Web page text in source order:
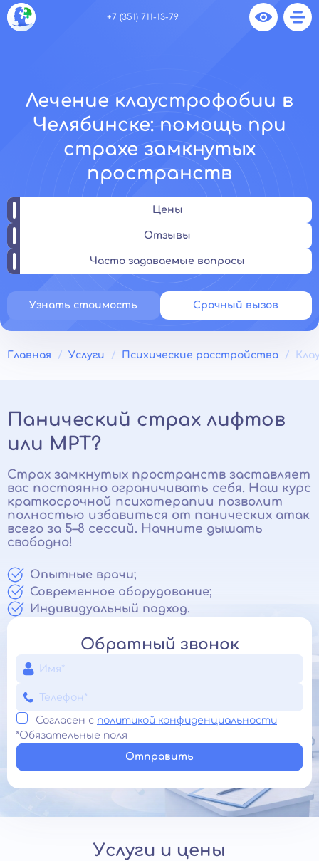
+7 (351) 711-13-79
Лечение клаустрофобии в
Челябинске: помощь при
страхе замкнутых
пространств
Цены
Отзывы
Часто задаваемые вопросы
Узнать стоимость Срочный вызов
Главная Услуги Психические расстройства
Панический страх лифтов
или МРТ?
Страх замкнутых пространств заставляет
вас постоянно ограничивать себя. Наш курс
краткосрочной психотерапии позволит
полностью избавиться от панических атак
всего за 5–8 сессий. Начните дышать
свободно!
Опытные врачи;
Современное оборудование;
Индивидуальный подход.
Обратный звонок
Согласен с политикой конфиденциальности
*Обязательные поля
Отправить
Услуги и цены